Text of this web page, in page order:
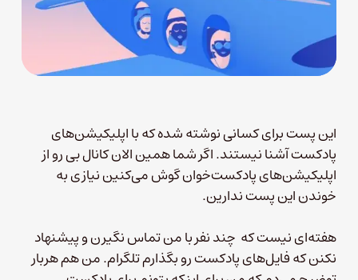
این پست برای کسانی نوشته شده که با اپلیکیشن‌های
پادکست آشنا نیستند. اگر شما همین الان کانال بی رو از
اپلیکیشن‌های پادکست‌خوان گوش می‌کنین نیازی به
خوندن این پست ندارین.
هفته‌ای نیست که چند نفر با من تماس نگیرن و پیشنهاد
نکنن که فایل‌های پادکست رو بگذارم تلگرام. من هم هربار